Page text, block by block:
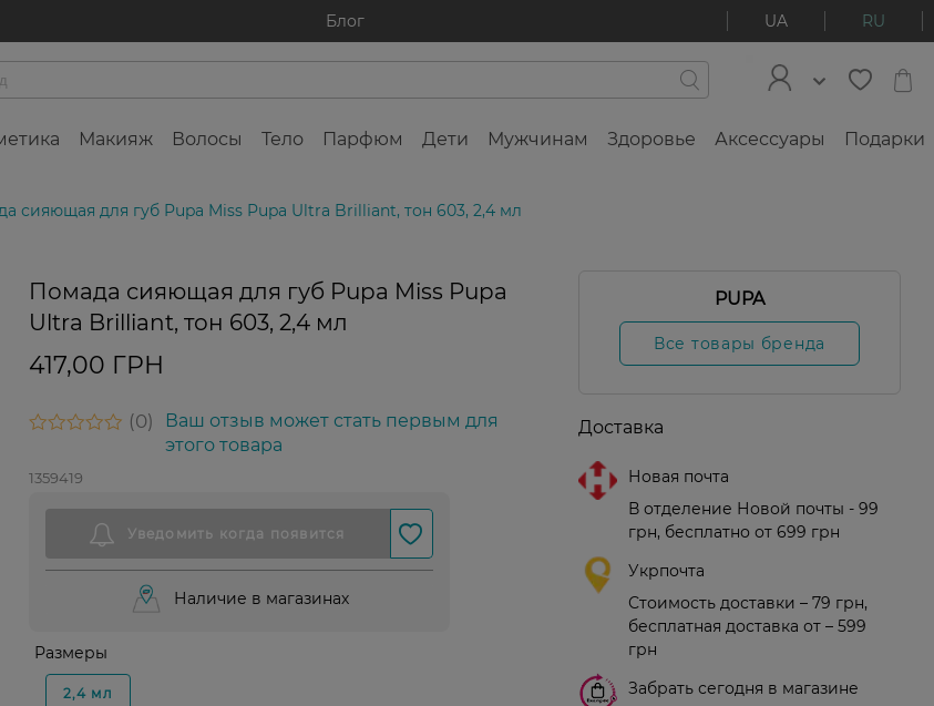
Блог UA RU
Макияж Волосы Тело Парфюм Дети Мужчинам Здоровье Аксессуары Подарки
сияющая для губ Pupa Miss Pupa Ultra Brilliant, тон 603, 2,4 мл
Помада сияющая для губ Pupa Miss Pupa
Ultra Brilliant, тон 603, 2,4 мл
417,00 ГРН
0
Ваш отзыв может стать первым для
этого товара
1359419
Наличие в магазинах
Размеры
2,4 мл
PUPA
Все товары бренда
Доставка
Новая почта
В отделение Новой почты - 99
грн, бесплатно от 699 грн
Укрпочта
Стоимость доставки – 79 грн,
бесплатная доставка от – 599
грн
Забрать сегодня в магазине